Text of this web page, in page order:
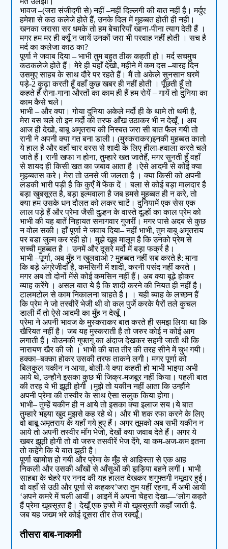
भावज –(जरा संजीदगी से) नहीं –नहीं दिल्लगी की बात नहीं है। मर्दुए
हमेशा से कठ कलेजे होते हैं, उनके दिल में मुहब्बत होती ही नही।
खनका जरासा सर धमके तो हम बेचारियाँ खाना-पीना त्याग देती हैं ।
मगर हम मर ही क्यूँ न जायें उनकों जरा भी परवाह नहीं होती । सच है
मर्द का कलेजा काठ का?
पूर्णा ने जवाब दिया – भाभी तुम बहुत ठीक कहती हो। मर्द सचमुच
कठकलेजे होते हैं। मेरे ही यहाँ देखो, महीने में कम दस –बारह दिन
उसमुए साहब के साथ दौरे पर रहते हैं। मैं तो अकेले सुनसान घरमें
पड़े-2 कुढ़ा करती हूँ वहाँ कुछ खबर ही नहीं होती । पूँछती हूँ तो
कहते हैं रोना-गाना औरतों का काम ही हैं हम रोयें – गायें तो दुनिया का
काम कैसे चले।
भाभी – और क्या। गोया दुनिया अकेले मर्दो ही के थामे तो थमी है,
मेरा बस चले तो इन मर्दो की तरफ आँख उठाकर भी न देखूँ । अब
आज ही देखो, बाबू अमृतराय की निस्बत जरा सी बात फैल गयी तो
रानी ने अपनी क्या गत बना डाली। (मुस्कराकर)इनकी मुहब्बत कातो
ये हाल है और वहाँ चार वरस से शादी के लिए हीला-हवाला करते चले
जाते हैं। रानी खफा न होना, तुम्हारे खत जातेहैं, मगर सुनती हूँ वहाँ
से शायद ही किसी खत का जबाव आता है ।ऐसे आदमी से कोई क्या
मुहब्बतस करे। मेरा तो उनसे जी जलता है । क्या किसी को अपनी
लडकी भारी पड़ी है कि कुएँ में फेंक दें । बला से कोई बड़ा मालदार है
बड़ा खुबसूरत है, बड़ा इल्मवाला है जब हमसे मुहब्बत ही न करे, तो
क्या हम उसके धन दौलत को लकर चाटें। दुनियामें एक सेस एक
लाल पड़े हैं और प्रेमा जैसी दुल्हन के वास्ते दूल्हों का काल प्रेम को
भाभी की यह बातें निहायत सनागवार गुजरीं। मगर पासे अदब से कुछ
न वोल सकी। हाँ पूर्णा ने जवाब दिया– नहीं भाभी, तुम बाबू अमृतराय
पर बडा जुल्म कर रही हो। मुझे खूब मालूम है कि उनको प्रेम से
सच्ची मुहब्बत है । उनमें और दूसरे मर्दो में बड़ा फर्क्र है।
भाभी –पूर्णा, अब मुँह न खुलवाओ ? मुहब्बत नहीं सब करते है: माना
कि बड़े अंग्रेजीदाँ है, कमसिनी में शादी, करनी पसंद नहीं करते ।
मगर अब तो दोनों मेंसे कोई कमसिन नहीं हैं। अब क्या बूढ़े होकर
ब्याह करेंगे । असल बात ये है कि शादी करने की नियत ही नहीं है।
टालमटोल से काम निकालना चाहते है। । यही ब्याह के लच्छन हैं
कि प्रेम ने जो तस्वीरें भेजी थी वो कल पुर्जे करके पैरों तले कुचल
डाली मैं तो ऐसे आदमी का मुँह न देखूँ ।
प्रेमा ने अपनी भावज के मुस्कराकर बात करते ही समझ लिया था कि
खैरियत नहीं है। जब यह मुस्कराती है तो जरुर कोई न कोई आग
लगाती हैं। वोउनकी गुफ्तगू का अंदाज देखकर सहमी जाती थी कि
नारायण खैर की जो । भाभी की बात तीर की तरह सीने में चुभ गयी।
हक्का–बक्का होकर उसकी तरफ ताकने लगी। मगर पूर्णा को
बिलकुल यकीन न आया, बोली-ये क्या कहती हो भाभी भाइया अभी
आये थे, उन्हौने इसका कुछ भी जिक्र-मजबूर नहीं किया। पहली बात
की तरह ये भी झूठी होगी ।मुझे तो यकीन नहीं आता कि उन्हौंने
अपनी प्रेमा की तस्वीर के साथ ऐसा सलुक किया होगा।
भाभी– तुम्हें यकीन ही न आये तो इसका क्या इलाज सय।ये बात
तुम्हारे भइया खुद मुझसे कह रहे थे। और भी शक रफा करने के लिए
वो बाबू अमृतराय के यहाँ गये हुए हैं। अगर तूमको अब सभी यकीन न
आये तो अपनी तस्वीर मॉंग भेजो, देखों क्या जवाब देते हैं। अगर ये
खबर झूठी होगी तो वो जरुर तसवीरें भेज देंगे, या कम-अज-कम इतना
तो कहेंगे कि ये बात झूठी है।
पूर्णा खामोश हो गयी और प्रेमा के मुँह से आहिस्ता से एक आह
निकली और उसकी आँखों से आँसुओं की झड़िया बहने लगीं। भाभी
साहबा के चेहरे पर ननद की यह हालत देखकर शगुफ्तगी नमूदार हुई।
वो वहाँ से उठी और पूर्णा से कहकर’जरा तुम यहीं रहना, मैं अभी आयी
‘अपने कमरे में चली आयीं। आइनें में अपना चेहरा देखा—‘लोग कहते
हैं प्रेमा खूबसूरत है। देखूँ एक हफ्ते में वो खूबसूरती कहाँ जाती है.
जब यह जख्म भरे कोई दूसरा तीर तेज रक्खूँ।
तीसरा बाब-नाकामी